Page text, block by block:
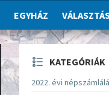
EGYHÁZ
KATEGÓRIÁK
2022. évi